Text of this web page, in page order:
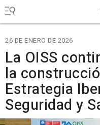
26 DE ENERO DE 2026
La OISS
la
Estrategia
Seguridad y